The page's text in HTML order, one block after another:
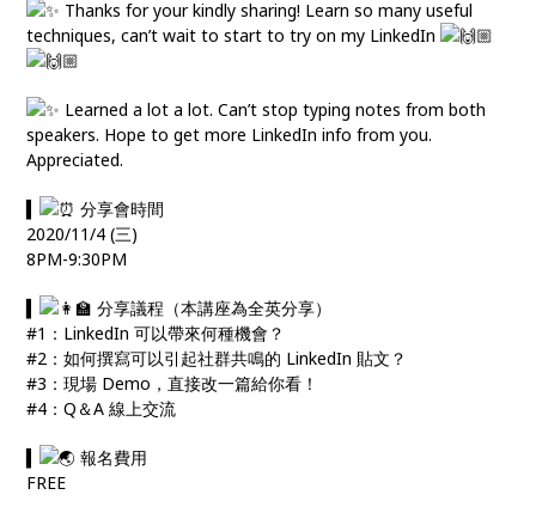
Thanks for your kindly sharing! Learn so many useful
techniques, can’t wait to start to try on my LinkedIn
Learned a lot a lot. Can’t stop typing notes from both
speakers. Hope to get more LinkedIn info from you.
Appreciated.
▍
分享會時間
2020/11/4 (三)
8PM-9:30PM
▍
分享議程（本講座為全英分享）
#1：LinkedIn 可以帶來何種機會？
#2：如何撰寫可以引起社群共鳴的 LinkedIn 貼文？
#3：現場 Demo，直接改一篇給你看！
#4：Q＆A 線上交流
▍
報名費用
FREE